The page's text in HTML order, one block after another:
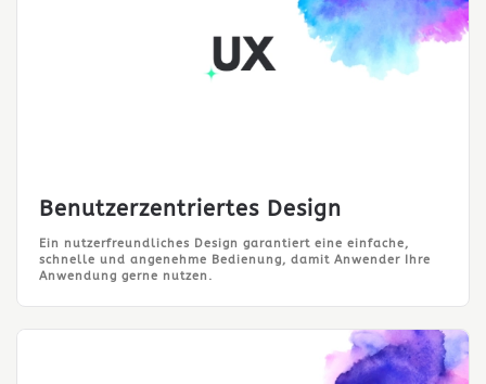
Benutzerzentriertes Design
Ein nutzerfreundliches Design garantiert eine einfache,
schnelle und angenehme Bedienung, damit Anwender Ihre
Anwendung gerne nutzen.